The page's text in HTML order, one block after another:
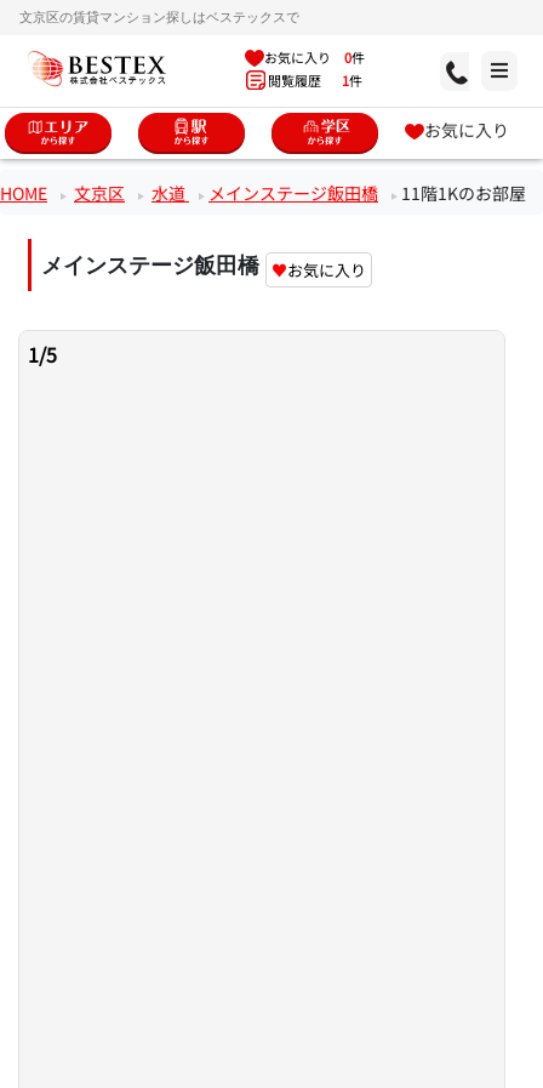
文京区の賃貸マンション探しはベステックスで
お気に入り 0件
閲覧履歴 1件
お気に入り
HOME 文京区 水道 メインステージ飯田橋 11階1Kのお部屋
メインステージ飯田橋 ♥お気に入り
1/5